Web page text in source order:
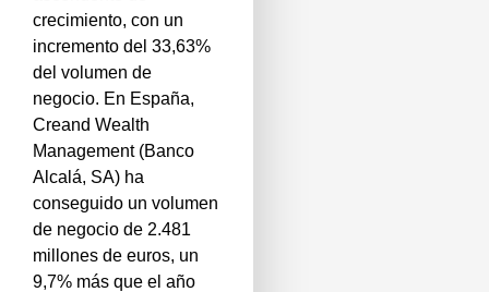
crecimiento, con un
incremento del 33,63%
del volumen de
negocio. En España,
Creand Wealth
Management (Banco
Alcalá, SA) ha
conseguido un volumen
de negocio de 2.481
millones de euros, un
9,7% más que el año